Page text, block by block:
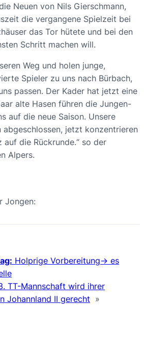
Neuen von Nils Gierschmann,
die vergangene Spielzeit bei
das Tor hütete und bei den
Schritt machen will.
Weg und holen junge,
Spieler zu uns nach Bürbach,
passen. Der Kader hat jetzt eine
alte Hasen führen die Jungen-
auf die neue Saison. Unsere
abgeschlossen, jetzt konzentrieren
die Rückrunde.“ so der
Alpers.
Jongen:
Holprige Vorbereitung-> es
TT-Mannschaft wird ihrer
Johannland II gerecht »